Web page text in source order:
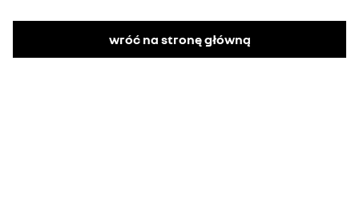
wróć na stronę główną